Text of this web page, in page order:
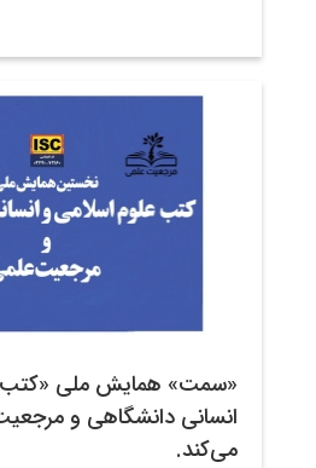
«سمت» همایش ملی «کتب
انسانی دانشگاهی و مرجعیت
می‌کند.